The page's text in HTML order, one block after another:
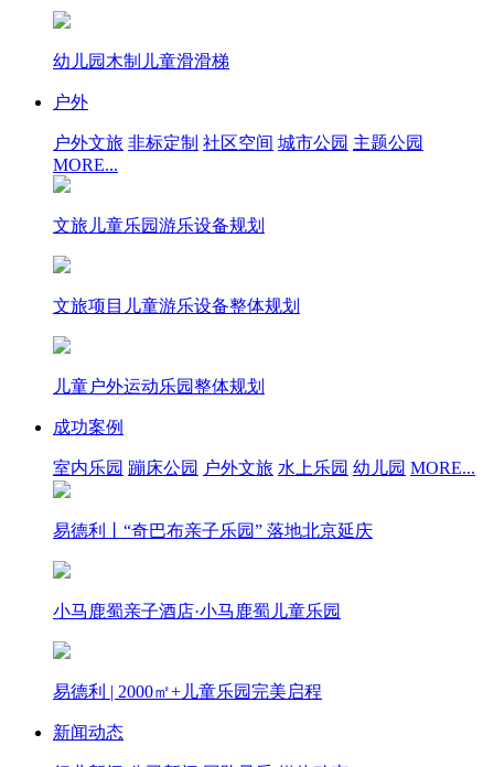
幼儿园木制儿童滑滑梯
户外
户外文旅 非标定制 社区空间 城市公园 主题公园
MORE...
文旅儿童乐园游乐设备规划
文旅项目儿童游乐设备整体规划
儿童户外运动乐园整体规划
成功案例
室内乐园 蹦床公园 户外文旅 水上乐园 幼儿园 MORE...
易德利丨“奇巴布亲子乐园” 落地北京延庆
小马鹿蜀亲子酒店·小马鹿蜀儿童乐园
易德利 | 2000㎡+儿童乐园完美启程
新闻动态